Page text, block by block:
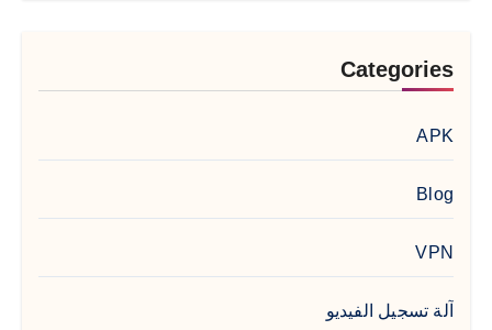
Categories
APK
Blog
VPN
آلة تسجيل الفيديو